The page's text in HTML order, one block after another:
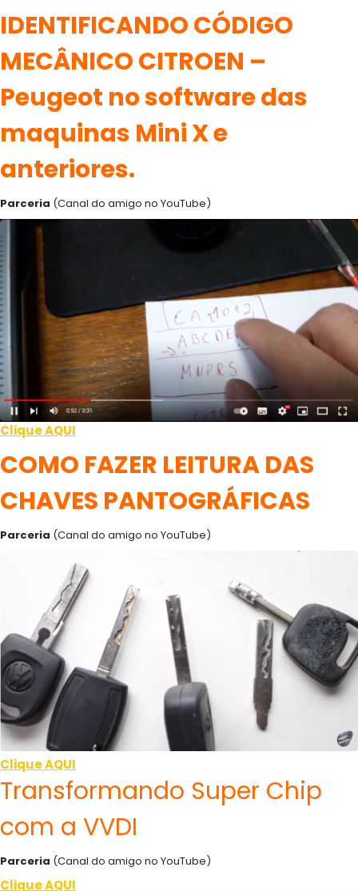
IDENTIFICANDO CÓDIGO
MECÂNICO CITROEN –
Peugeot no software das
maquinas Mini X e
anteriores.
Parceria (Canal do amigo no YouTube)
Clique AQUI
COMO FAZER LEITURA DAS
CHAVES PANTOGRÁFICAS
Parceria (Canal do amigo no YouTube)
Clique AQUI
Transformando Super Chip
com a VVDI
Parceria (Canal do amigo no YouTube)
Clique AQUI